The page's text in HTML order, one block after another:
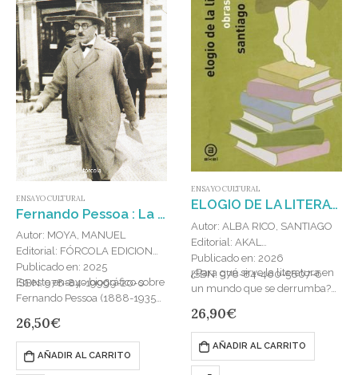
ENSAYO CULTURAL
Fernando Pessoa : La reconstrucción
Autor: MOYA, MANUEL
Editorial: FÓRCOLA EDICIONES
Publicado en: 2025
ISBN: 978-84-19969-20-0
En este ensayo biográfico sobre
Fernando Pessoa (1888-1935),
leídos poetas del siglo XX y
paradigma del desasosiego…
26,50€
AÑADIR AL CARRITO
ENSAYO CULTURAL
ELOGIO DE LA LITERATURA : OBRAS PARALELAS
Autor: ALBA RICO, SANTIAGO
Editorial: AKAL
Publicado en: 2026
ISBN: 978-84-460-5807-6
¿Para qué sirve la literatura en
un mundo que se derrumba?
Rico ofrece una respuesta
luminosa a tan…
26,90€
AÑADIR AL CARRITO